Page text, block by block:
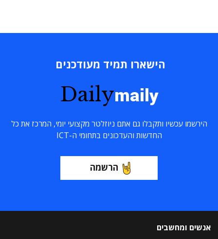
הישארו תמיד מעודכנים
Dailymaily
הירשמו עכשיו ותקבלו גם אתם ניוזלטר מקצועי יומי, המרכז את כל
החדשות והעדכונים בתחומי ה-ICT
הרשמה
אנשים ומחשבים